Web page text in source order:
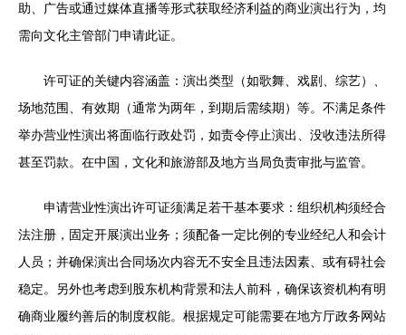
助、广告或通过媒体直播等形式获取经济利益的商业演出行为，均
需向文化主管部门申请此证。
许可证的关键内容涵盖：演出类型（如歌舞、戏剧、综艺）、
场地范围、有效期（通常为两年，到期后需续期）等。不满足条件
举办营业性演出将面临行政处罚，如责令停止演出、没收违法所得
甚至罚款。在中国，文化和旅游部及地方当局负责审批与监管。
申请营业性演出许可证须满足若干基本要求：组织机构须经合
法注册，固定开展演出业务；须配备一定比例的专业经纪人和会计
人员；并确保演出合同场次内容无不安全且违法因素、或有碍社会
稳定。另外也考虑到股东机构背景和法人前科，确保该资机构有明
确商业履约善后的制度权能。根据规定可能需要在地方厅政务网站